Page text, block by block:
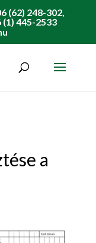
(62) 248-302,
445-2533
a